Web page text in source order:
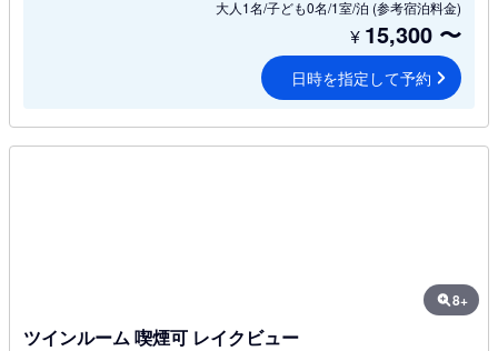
大人1名/子ども0名/1室/泊 (参考宿泊料金)
¥ 15,300 〜
日時を指定して予約
8+
ツインルーム 喫煙可 レイクビュー